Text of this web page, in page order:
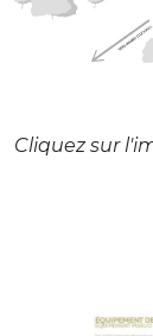
Cliquez sur